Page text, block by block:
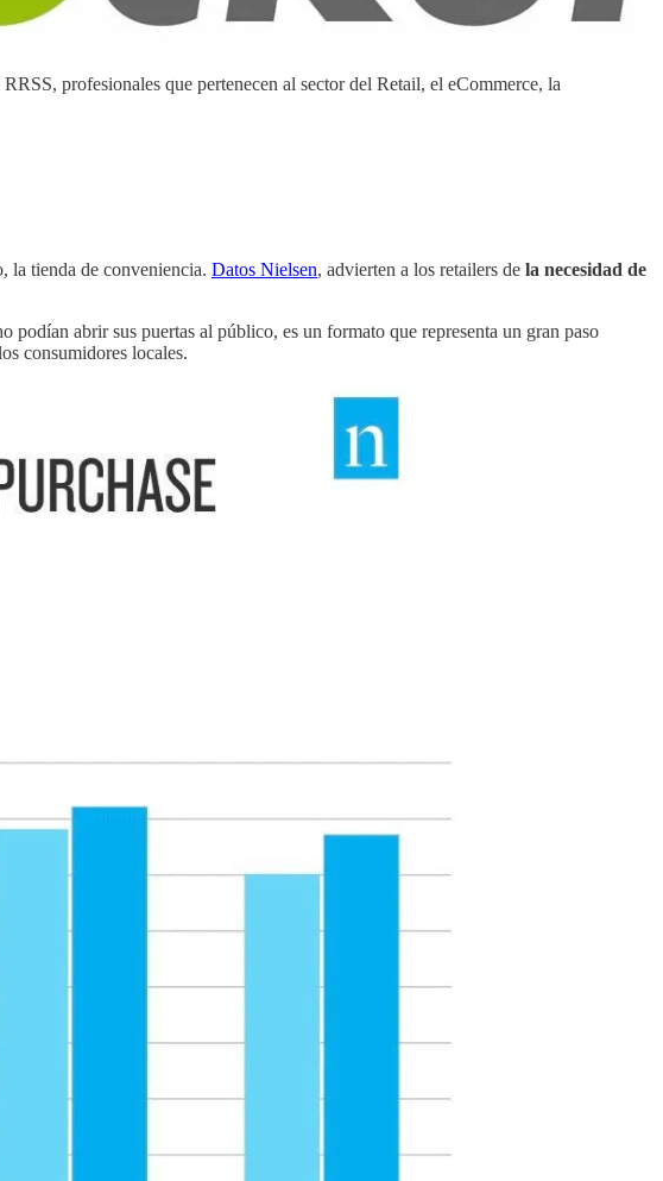
profesionales que pertenecen al sector del Retail, el eCommerce, la
la tienda de conveniencia. Datos Nielsen, advierten a los retailers de la necesidad de
podían abrir sus puertas al público, es un formato que representa un gran paso
consumidores locales.